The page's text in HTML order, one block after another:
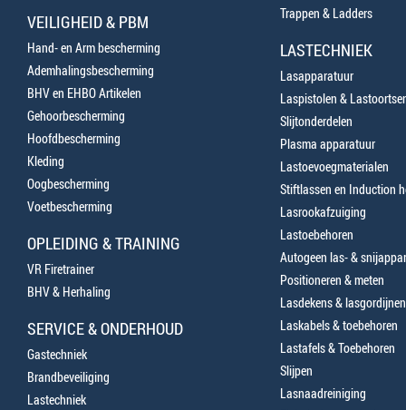
VEILIGHEID & PBM
Hand- en Arm bescherming
Ademhalingsbescherming
BHV en EHBO Artikelen
Gehoorbescherming
Hoofdbescherming
Kleding
Oogbescherming
Voetbescherming
OPLEIDING & TRAINING
VR Firetrainer
BHV & Herhaling
SERVICE & ONDERHOUD
Gastechniek
Brandbeveiliging
Lastechniek
Trappen & Ladders
LASTECHNIEK
Lasapparatuur
Laspistolen &
Slijtonderdelen
Plasma apparatuur
Lastoevoegmaterialen
Stiftlassen en Induction
Lasrookafzuiging
Lastoebehoren
Autogeen las- &
Positioneren & meten
Lasdekens & lasgordijnen
Laskabels & toebehoren
Lastafels & Toebehoren
Slijpen
Lasnaadreiniging